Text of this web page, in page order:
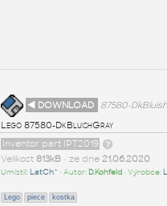
◄ DOWNLOAD
87580-
Lego 87580-DkBluishGray
Inventor part IPT2019
Velikost 813kB• ze dne 21.06.2020
Umístil: LatCh^ • Autor: D.Kohfeld• Výrobce:
Lego piece kostka